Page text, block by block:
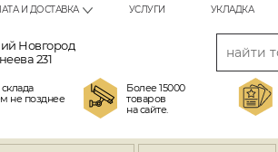
И ДОСТАВКА УСЛУГИ УКЛАДКА
Новгород
231
не позднее
Более 15000
товаров
на сайте.